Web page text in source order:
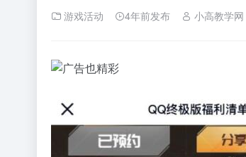
游戏活动 4年前发布 小高教学网